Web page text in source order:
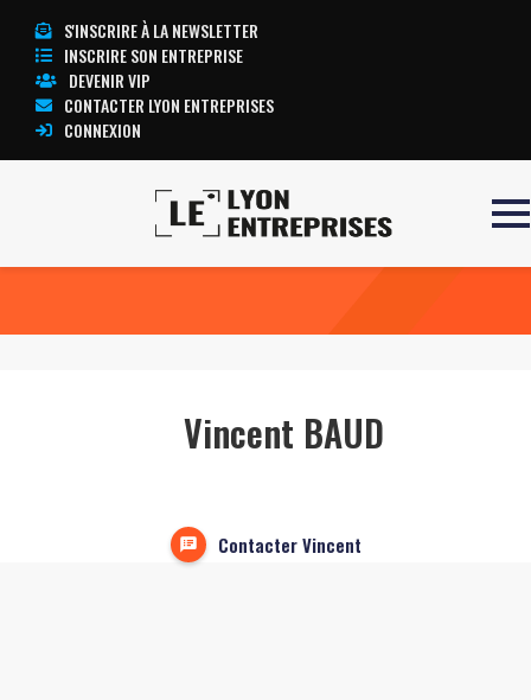
S'INSCRIRE À LA NEWSLETTER
INSCRIRE SON ENTREPRISE
DEVENIR VIP
CONTACTER LYON ENTREPRISES
CONNEXION
Vincent BAUD
Contacter Vincent